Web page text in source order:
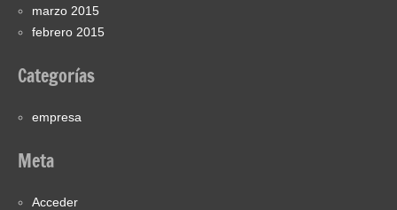
marzo 2015
febrero 2015
Categorías
empresa
Meta
Acceder